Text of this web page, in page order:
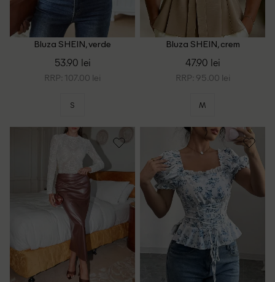
Bluza SHEIN, verde
53.90 lei
RRP: 107.00 lei
S
Bluza SHEIN, crem
47.90 lei
RRP: 95.00 lei
M